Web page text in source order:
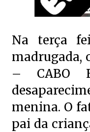
Na terça
madrugada,
– CABO
menina. O
pai da